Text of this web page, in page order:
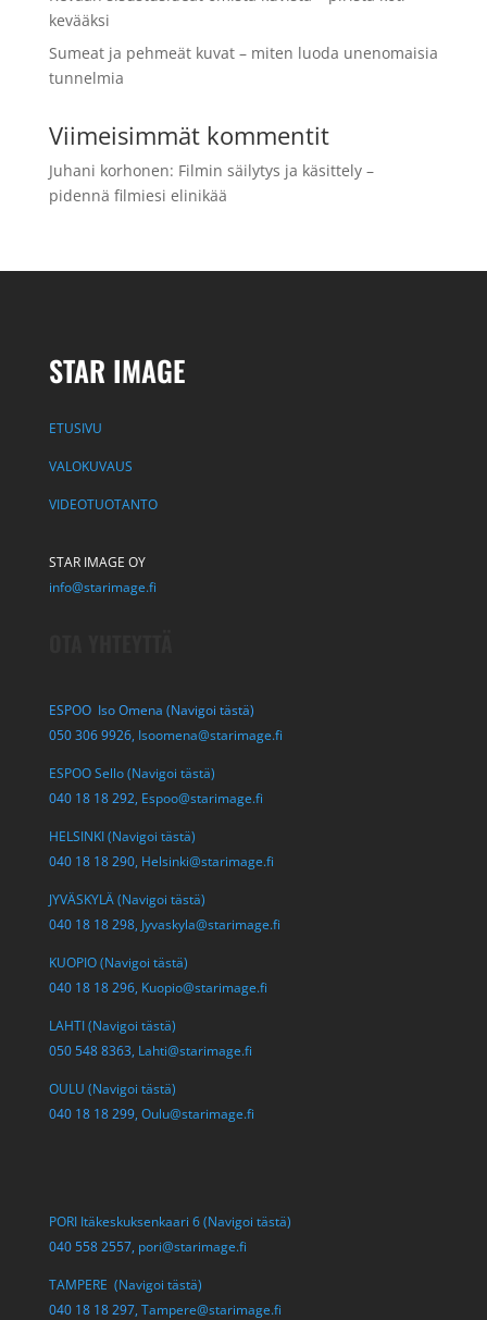
kevääksi
Sumeat ja pehmeät kuvat – miten luoda unenomaisia
tunnelmia
Viimeisimmät kommentit
Juhani korhonen: Filmin säilytys ja käsittely –
pidennä filmiesi elinikää
STAR IMAGE
ETUSIVU
VALOKUVAUS
VIDEOTUOTANTO
STAR IMAGE OY
info@starimage.fi
ESPOO Iso Omena (Navigoi tästä)
050 306 9926, Isoomena@starimage.fi
ESPOO Sello (Navigoi tästä)
040 18 18 292, Espoo@starimage.fi
HELSINKI (Navigoi tästä)
040 18 18 290, Helsinki@starimage.fi
JYVÄSKYLÄ (Navigoi tästä)
040 18 18 298, Jyvaskyla@starimage.fi
KUOPIO (Navigoi tästä)
040 18 18 296, Kuopio@starimage.fi
LAHTI (Navigoi tästä)
050 548 8363, Lahti@starimage.fi
OULU (Navigoi tästä)
040 18 18 299, Oulu@starimage.fi
PORI Itäkeskuksenkaari 6 (Navigoi tästä)
040 558 2557, pori@starimage.fi
TAMPERE (Navigoi tästä)
040 18 18 297, Tampere@starimage.fi